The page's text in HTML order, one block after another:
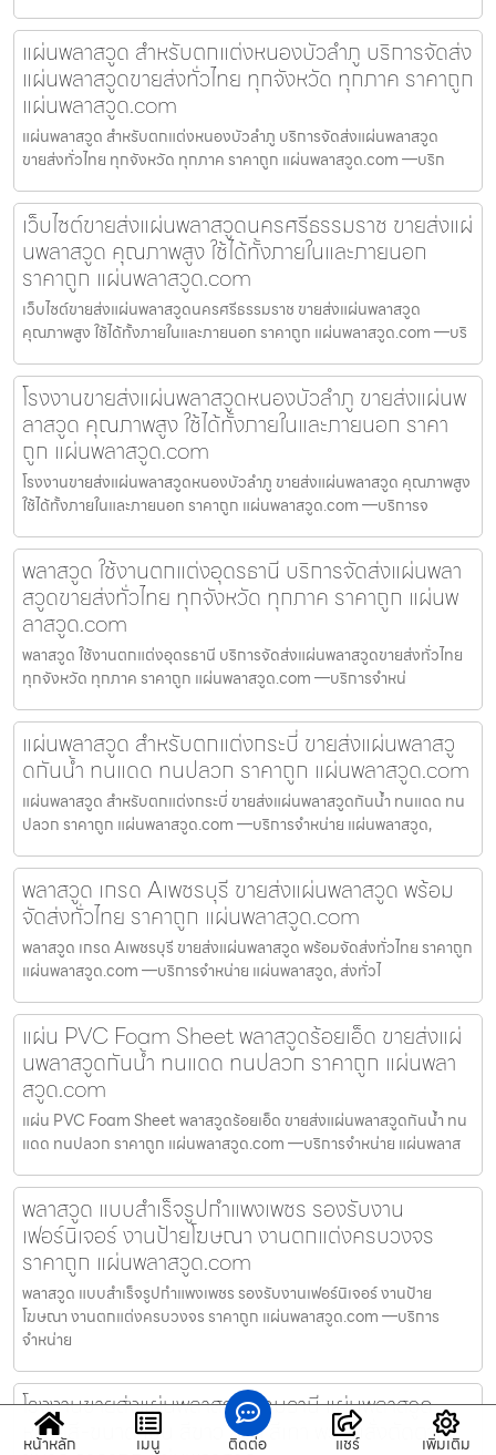
แผ่นพลาสวูด สำหรับตกแต่งหนองบัวลำภู บริการจัดส่ง
แผ่นพลาสวูดขายส่งทั่วไทย ทุกจังหวัด ทุกภาค ราคาถูก
แผ่นพลาสวูด.com
แผ่นพลาสวูด สำหรับตกแต่งหนองบัวลำภู บริการจัดส่งแผ่นพลาสวูด
ขายส่งทั่วไทย ทุกจังหวัด ทุกภาค ราคาถูก แผ่นพลาสวูด.com —บริก
เว็บไซต์ขายส่งแผ่นพลาสวูดนครศรีธรรมราช ขายส่งแผ่
นพลาสวูด คุณภาพสูง ใช้ได้ทั้งภายในและภายนอก
ราคาถูก แผ่นพลาสวูด.com
เว็บไซต์ขายส่งแผ่นพลาสวูดนครศรีธรรมราช ขายส่งแผ่นพลาสวูด
คุณภาพสูง ใช้ได้ทั้งภายในและภายนอก ราคาถูก แผ่นพลาสวูด.com —บริ
โรงงานขายส่งแผ่นพลาสวูดหนองบัวลำภู ขายส่งแผ่นพ
ลาสวูด คุณภาพสูง ใช้ได้ทั้งภายในและภายนอก ราคา
ถูก แผ่นพลาสวูด.com
โรงงานขายส่งแผ่นพลาสวูดหนองบัวลำภู ขายส่งแผ่นพลาสวูด คุณภาพสูง
ใช้ได้ทั้งภายในและภายนอก ราคาถูก แผ่นพลาสวูด.com —บริการจ
พลาสวูด ใช้งานตกแต่งอุดรธานี บริการจัดส่งแผ่นพลา
สวูดขายส่งทั่วไทย ทุกจังหวัด ทุกภาค ราคาถูก แผ่นพ
ลาสวูด.com
พลาสวูด ใช้งานตกแต่งอุดรธานี บริการจัดส่งแผ่นพลาสวูดขายส่งทั่วไทย
ทุกจังหวัด ทุกภาค ราคาถูก แผ่นพลาสวูด.com —บริการจำหน่
แผ่นพลาสวูด สำหรับตกแต่งกระบี่ ขายส่งแผ่นพลาสวู
ดกันน้ำ ทนแดด ทนปลวก ราคาถูก แผ่นพลาสวูด.com
แผ่นพลาสวูด สำหรับตกแต่งกระบี่ ขายส่งแผ่นพลาสวูดกันน้ำ ทนแดด ทน
ปลวก ราคาถูก แผ่นพลาสวูด.com —บริการจำหน่าย แผ่นพลาสวูด,
พลาสวูด เกรด Aเพชรบุรี ขายส่งแผ่นพลาสวูด พร้อม
จัดส่งทั่วไทย ราคาถูก แผ่นพลาสวูด.com
พลาสวูด เกรด Aเพชรบุรี ขายส่งแผ่นพลาสวูด พร้อมจัดส่งทั่วไทย ราคาถูก
แผ่นพลาสวูด.com —บริการจำหน่าย แผ่นพลาสวูด, ส่งทั่วไ
แผ่น PVC Foam Sheet พลาสวูดร้อยเอ็ด ขายส่งแผ่
นพลาสวูดกันน้ำ ทนแดด ทนปลวก ราคาถูก แผ่นพลา
สวูด.com
แผ่น PVC Foam Sheet พลาสวูดร้อยเอ็ด ขายส่งแผ่นพลาสวูดกันน้ำ ทน
แดด ทนปลวก ราคาถูก แผ่นพลาสวูด.com —บริการจำหน่าย แผ่นพลาส
พลาสวูด แบบสำเร็จรูปกำแพงเพชร รองรับงาน
เฟอร์นิเจอร์ งานป้ายโฆษณา งานตกแต่งครบวงจร
ราคาถูก แผ่นพลาสวูด.com
พลาสวูด แบบสำเร็จรูปกำแพงเพชร รองรับงานเฟอร์นิเจอร์ งานป้าย
โฆษณา งานตกแต่งครบวงจร ราคาถูก แผ่นพลาสวูด.com —บริการ
จำหน่าย
โรงงานขายส่งแผ่นพลาสวูดปทุมธานี แผ่นพลาสวูด
หลายสี-ขนาด เช่น สีขาว สีดำ สีเทา พร้อมสั่งตัดตาม
หน้าหลัก เมนู ติดต่อ แชร์ เพิ่มเติม